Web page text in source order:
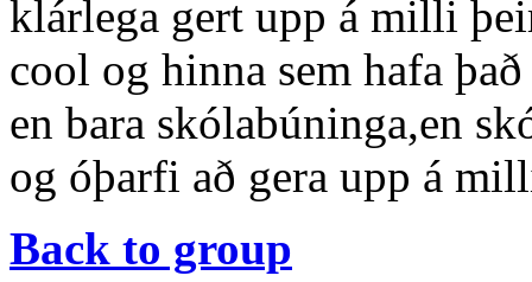
klárlega gert upp á milli
cool og hinna sem hafa
en bara skólabúninga,en
og óþarfi að gera upp á
Back to group